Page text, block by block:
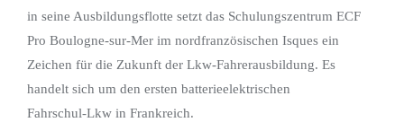
in seine Ausbildungsflotte setzt das Schulungszentrum ECF
Pro Boulogne‑sur‑Mer im nordfranzösischen Isques ein
Zeichen für die Zukunft der Lkw‑Fahrerausbildung. Es
handelt sich um den ersten batterieelektrischen
Fahrschul‑Lkw in Frankreich.